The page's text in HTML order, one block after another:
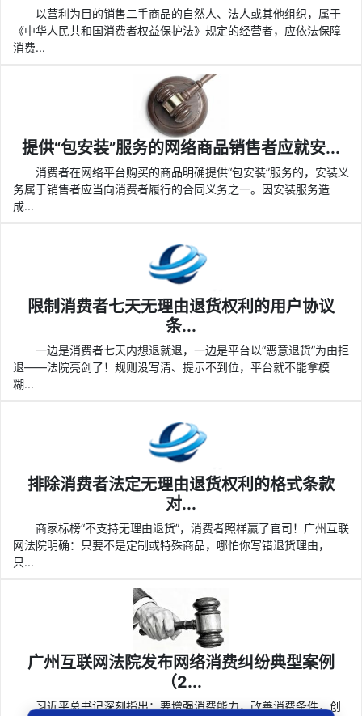
以营利为目的销售二手商品的自然人、法人或其他组织，属于
《中华人民共和国消费者权益保护法》规定的经营者，应依法保障
消费...
提供“包安装”服务的网络商品销售者应就安...
消费者在网络平台购买的商品明确提供“包安装”服务的，安装义
务属于销售者应当向消费者履行的合同义务之一。因安装服务造
成...
限制消费者七天无理由退货权利的用户协议
条...
一边是消费者七天内想退就退，一边是平台以“恶意退货”为由拒
退——法院亮剑了！规则没写清、提示不到位，平台就不能拿模
糊...
排除消费者法定无理由退货权利的格式条款
对...
商家标榜“不支持无理由退货”，消费者照样赢了官司！广州互联
网法院明确：只要不是定制或特殊商品，哪怕你写错退货理由，
只...
广州互联网法院发布网络消费纠纷典型案例
（2...
习近平总书记深刻指出：要增强消费能力，改善消费条件，创